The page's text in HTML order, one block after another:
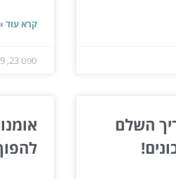
קרא עוד
ספט 23, 2019
השלם